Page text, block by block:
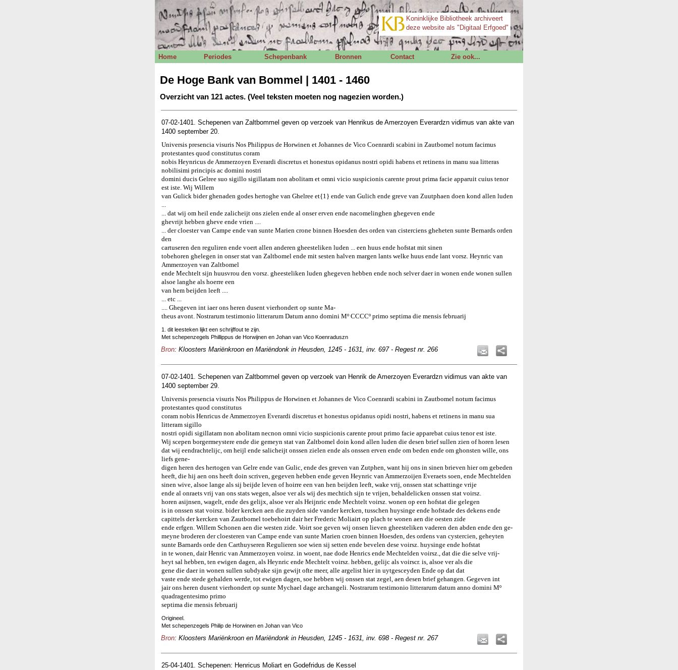
Koninklijke Bibliotheek archiveert
deze website als "Digitaal Erfgoed"
Home Periodes Schepenbank Bronnen Contact Zie ook...
De Hoge Bank van Bommel | 1401 - 1460
Overzicht van 121 actes. (Veel teksten moeten nog nagezien worden.)
07-02-1401. Schepenen van Zaltbommel geven op verzoek van Henrikus de Amerzoyen Everardzn vidimus van akte van
1400 september 20.
Universis presencia visuris Nos Philippus de Horwinen et Johannes de Vico Coenrardi scabini in Zautbomel notum facimus
protestantes quod constitutus coram
nobis Heynricus de Ammerzoyen Everardi discretus et honestus opidanus nostri opidi habens et retinens in manu sua litteras
nobilisimi principis ac domini nostri
domini ducis Gelree suo sigillo sigillatam non abolitam et omni vicio suspicionis carente prout prima facie apparuit cuius tenor
est iste. Wij Willem
van Gulick bider ghenaden godes hertoghe van Ghelree et{1} ende van Gulich ende greve van Zuutphaen doen kond allen luden
...
... dat wij om heil ende zalicheijt ons zielen ende al onser erven ende nacomelinghen ghegeven ende
ghevrijt hebben gheve ende vrien ....
... der cloester van Campe ende van sunte Marien crone binnen Hoesden des orden van cisterciens gheheten sunte Bernards orden
den
cartuseren den reguliren ende voert allen anderen gheesteliken luden ... een huus ende hofstat mit sinen
tobehoren ghelegen in onser stat van Zaltbomel ende mit sesten halven margen lants welke huus ende lant vorsz. Heynric van
Ammerzoyen van Zaltbomel
ende Mechtelt sijn huusvrou den vorsz. gheesteliken luden ghegeven hebben ende noch selver daer in wonen ende wonen sullen
alsoe langhe als hoerre een
van hem beijden leeft ....
... etc ...
.... Ghegeven int iaer ons heren dusent vierhondert op sunte Ma-
theus avont. Nostrarum testimonio litterarum Datum anno domini Mº CCCCº primo septima die mensis februarij
1. dit leesteken lijkt een schrijffout te zijn.
Met schepenzegels Phillippus de Horwijnen en Johan van Vico Koenraduszn
Bron: Kloosters Mariënkroon en Mariëndonk in Heusden, 1245 - 1631, inv. 697 - Regest nr. 266
07-02-1401. Schepenen van Zaltbommel geven op verzoek van Henrik de Amerzoyen Everardzn vidimus van akte van
1400 september 29.
Universis presencia visuris Nos Philippus de Horwinen et Johannes de Vico Coenrardi scabini in Zautbomel notum facimus
protestantes quod constitutus
coram nobis Henricus de Ammerzoyen Everardi discretus et honestus opidanus opidi nostri, habens et retinens in manu sua
litteram sigillo
nostri opidi sigillatam non abolitam necnon omni vicio suspicionis carente prout primo facie apparebat cuius tenor est iste.
Wij scepen borgermeystere ende die gemeyn stat van Zaltbomel doin kond allen luden die desen brief sullen zien of horen lesen
dat wij eendrachtelijc, om heijl ende salicheijt onssen zielen ende als onssen erven ende om beden ende om ghonsten wille, ons
liefs gene-
digen heren des hertogen van Gelre ende van Gulic, ende des greven van Zutphen, want hij ons in sinen brieven hier om gebeden
heeft, die hij aen ons heeft doin scriven, gegeven hebben ende geven Heynric van Ammerzoijen Everaets soen, ende Mechtelden
sinen wive, alsoe lange als sij beijde leven of hoirre een van hen beijden leeft, wake vrij, onssen stat schattinge vrije
ende al onraets vrij van ons stats wegen, alsoe ver als wij des mechtich sijn te vrijen, behaldelicken onssen stat voirsz.
horen asijnsen, wagelt, ende des gelijx, alsoe ver als Heijnric ende Mechtelt voirsz. wonen op een hofstat die gelegen
is in onssen stat voirsz. bider kercken aen die zuyden side vander kercken, tusschen huysinge ende hofstade des dekens ende
capittels der kercken van Zautbomel toebehoirt dair her Frederic Moliairt op plach te wonen aen die oesten zide
ende erfgen. Willem Schonen aen die westen zide. Voirt soe geven wij onsen lieven gheesteliken vaderen den abden ende den ge-
meyne broderen der cloesteren van Campe ende van sunte Marien croen binnen Hoesden, des ordens van cystercien, geheyten
sunte Barnards orde den Carthuyseren Regulieren soe wien sij setten ende bevelen dese voirsz. huysinge ende hofstat
in te wonen, dair Henric van Ammerzoyen voirsz. in woent, nae dode Henrics ende Mechtelden voirsz., dat die die selve vrij-
heyt sal hebben, ten ewigen dagen, als Heynric ende Mechtelt voirsz. hebben, gelijc als voirscr. is, alsoe ver als die
gene die daer in wonen sullen subdyake sijn gewijt ofte meer, alle argelist hier in uytgesceyden Ende op dat dat
vaste ende stede gehalden werde, tot ewigen dagen, soe hebben wij onssen stat zegel, aen desen brief gehangen. Gegeven int
jair ons heren dusent vierhondert op sunte Mychael dage archangeli. Nostrarum testimonio litterarum datum anno domini Mº
quadragentesimo primo
septima die mensis februarij
Origineel.
Met schepenzegels Philip de Horwinen en Johan van Vico
Bron: Kloosters Mariënkroon en Mariëndonk in Heusden, 1245 - 1631, inv. 698 - Regest nr. 267
25-04-1401. Schepenen: Henricus Moliart en Godefridus de Kessel